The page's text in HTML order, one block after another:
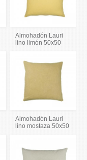
Almohadón Lauri
lino limón 50x50
Almohadón Lauri
lino mostaza 50x50